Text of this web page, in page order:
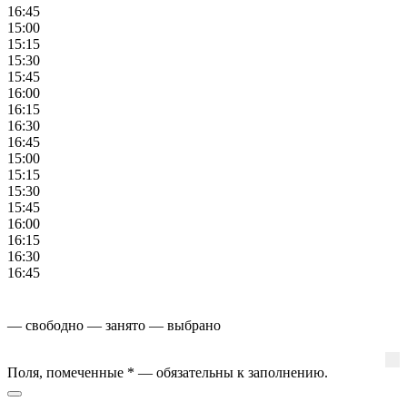
16:45
15:00
15:15
15:30
15:45
16:00
16:15
16:30
16:45
15:00
15:15
15:30
15:45
16:00
16:15
16:30
16:45
— свободно — занято — выбрано
Поля, помеченные * — обязательны к заполнению.